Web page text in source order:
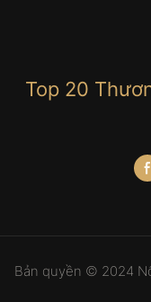
Top 20
Bản quyền © 2024